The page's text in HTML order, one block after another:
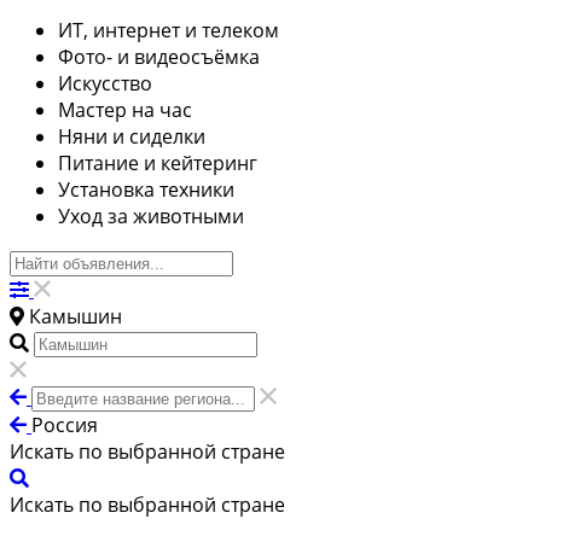
ИТ, интернет и телеком
Фото- и видеосъёмка
Искусство
Мастер на час
Няни и сиделки
Питание и кейтеринг
Установка техники
Уход за животными
Камышин
Россия
Искать по выбранной стране
Искать по выбранной стране